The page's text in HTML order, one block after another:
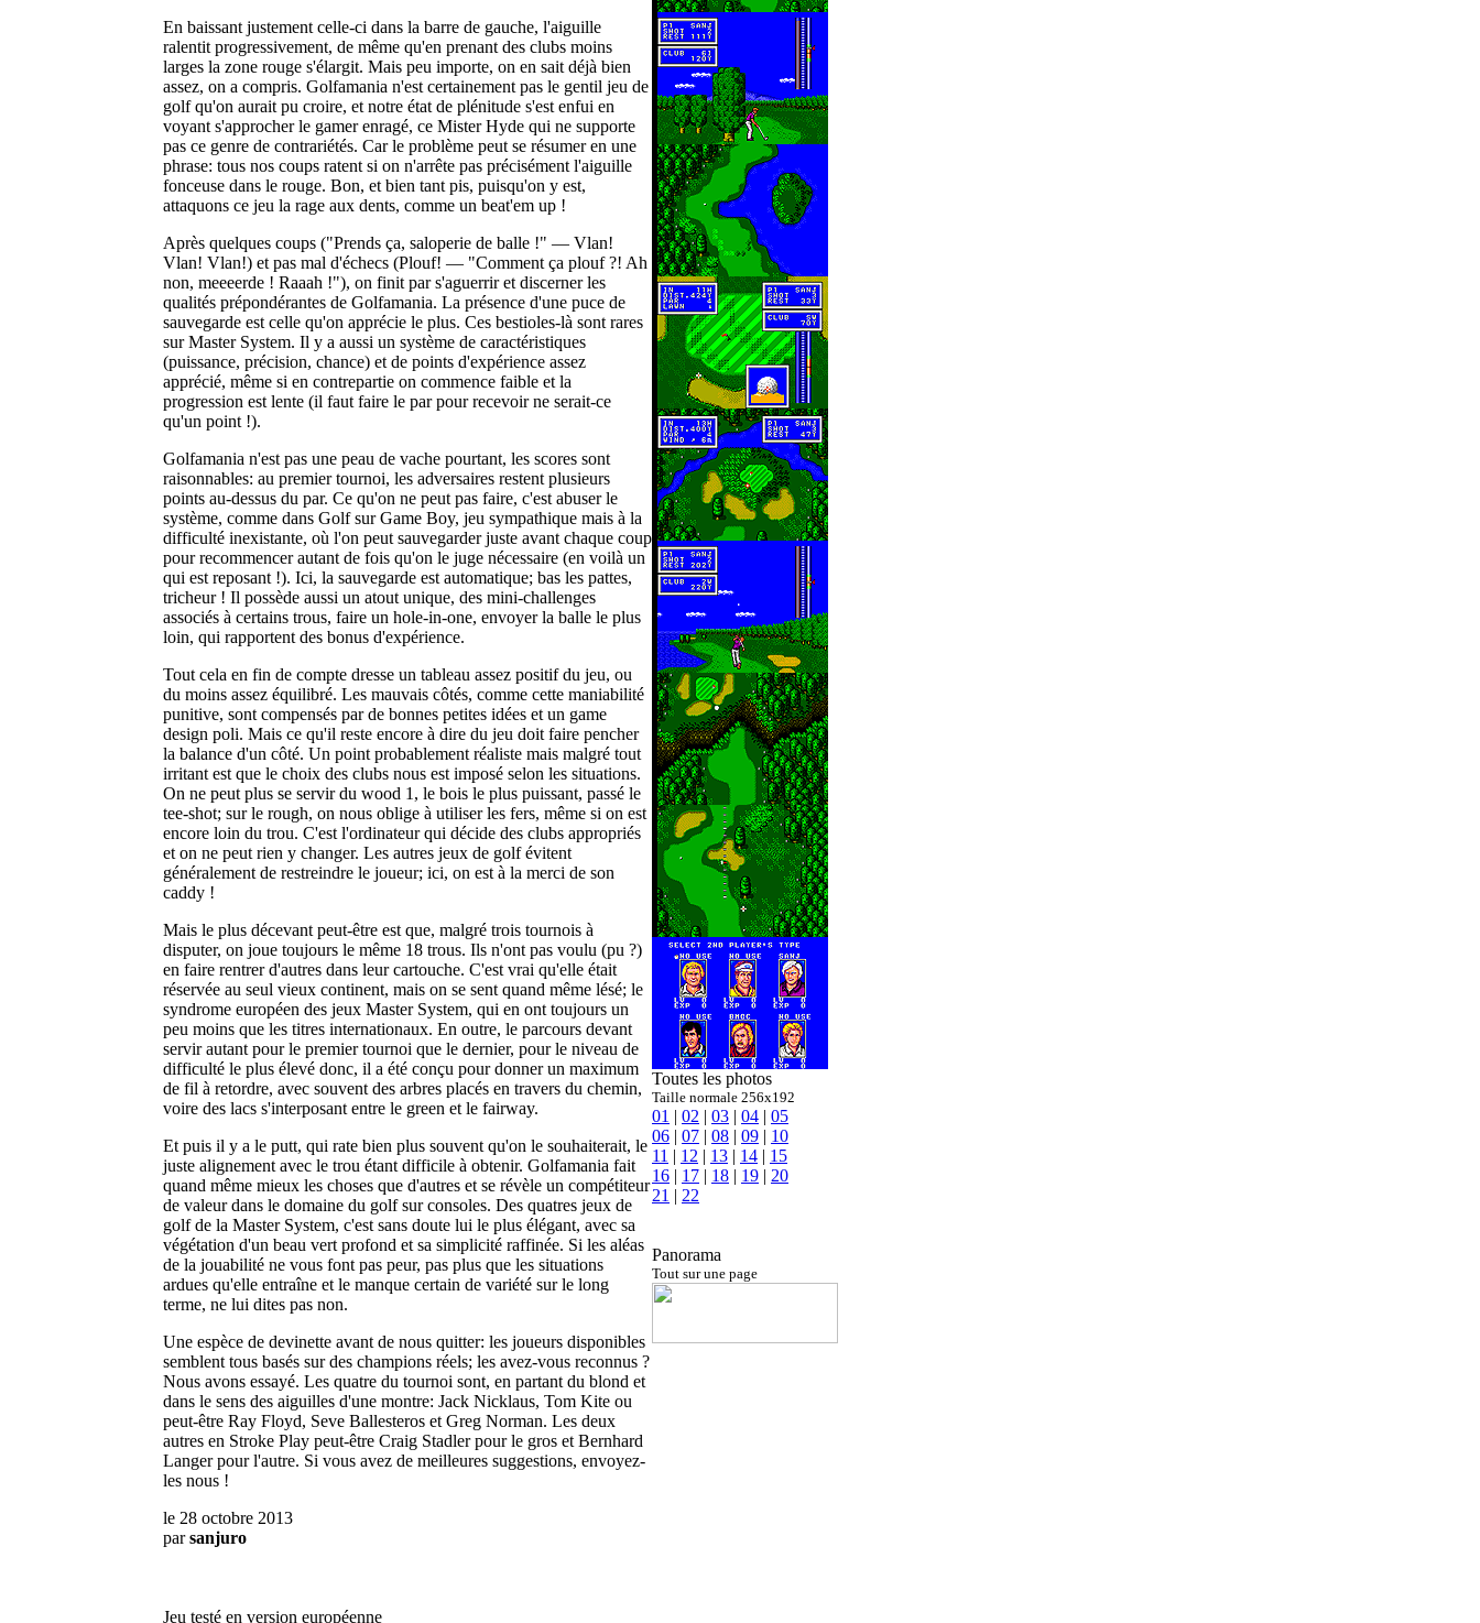
En baissant justement celle-ci dans la barre de gauche, l'aiguille
ralentit progressivement, de même qu'en prenant des clubs moins
larges la zone rouge s'élargit. Mais peu importe, on en sait déjà bien
assez, on a compris. Golfamania n'est certainement pas le gentil jeu de
golf qu'on aurait pu croire, et notre état de plénitude s'est enfui en
voyant s'approcher le gamer enragé, ce Mister Hyde qui ne supporte
pas ce genre de contrariétés. Car le problème peut se résumer en une
phrase: tous nos coups ratent si on n'arrête pas précisément l'aiguille
fonceuse dans le rouge. Bon, et bien tant pis, puisqu'on y est,
attaquons ce jeu la rage aux dents, comme un beat'em up !
Après quelques coups ("Prends ça, saloperie de balle !" — Vlan!
Vlan! Vlan!) et pas mal d'échecs (Plouf! — "Comment ça plouf ?! Ah
non, meeeerde ! Raaah !"), on finit par s'aguerrir et discerner les
qualités prépondérantes de Golfamania. La présence d'une puce de
sauvegarde est celle qu'on apprécie le plus. Ces bestioles-là sont rares
sur Master System. Il y a aussi un système de caractéristiques
(puissance, précision, chance) et de points d'expérience assez
apprécié, même si en contrepartie on commence faible et la
progression est lente (il faut faire le par pour recevoir ne serait-ce
qu'un point !).
Golfamania n'est pas une peau de vache pourtant, les scores sont
raisonnables: au premier tournoi, les adversaires restent plusieurs
points au-dessus du par. Ce qu'on ne peut pas faire, c'est abuser le
système, comme dans Golf sur Game Boy, jeu sympathique mais à la
difficulté inexistante, où l'on peut sauvegarder juste avant chaque coup
pour recommencer autant de fois qu'on le juge nécessaire (en voilà un
qui est reposant !). Ici, la sauvegarde est automatique; bas les pattes,
tricheur ! Il possède aussi un atout unique, des mini-challenges
associés à certains trous, faire un hole-in-one, envoyer la balle le plus
loin, qui rapportent des bonus d'expérience.
Tout cela en fin de compte dresse un tableau assez positif du jeu, ou
du moins assez équilibré. Les mauvais côtés, comme cette maniabilité
punitive, sont compensés par de bonnes petites idées et un game
design poli. Mais ce qu'il reste encore à dire du jeu doit faire pencher
la balance d'un côté. Un point probablement réaliste mais malgré tout
irritant est que le choix des clubs nous est imposé selon les situations.
On ne peut plus se servir du wood 1, le bois le plus puissant, passé le
tee-shot; sur le rough, on nous oblige à utiliser les fers, même si on est
encore loin du trou. C'est l'ordinateur qui décide des clubs appropriés
et on ne peut rien y changer. Les autres jeux de golf évitent
généralement de restreindre le joueur; ici, on est à la merci de son
caddy !
Mais le plus décevant peut-être est que, malgré trois tournois à
disputer, on joue toujours le même 18 trous. Ils n'ont pas voulu (pu ?)
en faire rentrer d'autres dans leur cartouche. C'est vrai qu'elle était
réservée au seul vieux continent, mais on se sent quand même lésé; le
syndrome européen des jeux Master System, qui en ont toujours un
peu moins que les titres internationaux. En outre, le parcours devant
servir autant pour le premier tournoi que le dernier, pour le niveau de
difficulté le plus élevé donc, il a été conçu pour donner un maximum
de fil à retordre, avec souvent des arbres placés en travers du chemin,
voire des lacs s'interposant entre le green et le fairway.
Et puis il y a le putt, qui rate bien plus souvent qu'on le souhaiterait, le
juste alignement avec le trou étant difficile à obtenir. Golfamania fait
quand même mieux les choses que d'autres et se révèle un compétiteur
de valeur dans le domaine du golf sur consoles. Des quatres jeux de
golf de la Master System, c'est sans doute lui le plus élégant, avec sa
végétation d'un beau vert profond et sa simplicité raffinée. Si les aléas
de la jouabilité ne vous font pas peur, pas plus que les situations
ardues qu'elle entraîne et le manque certain de variété sur le long
terme, ne lui dites pas non.
Une espèce de devinette avant de nous quitter: les joueurs disponibles
semblent tous basés sur des champions réels; les avez-vous reconnus ?
Nous avons essayé. Les quatre du tournoi sont, en partant du blond et
dans le sens des aiguilles d'une montre: Jack Nicklaus, Tom Kite ou
peut-être Ray Floyd, Seve Ballesteros et Greg Norman. Les deux
autres en Stroke Play peut-être Craig Stadler pour le gros et Bernhard
Langer pour l'autre. Si vous avez de meilleures suggestions, envoyez-
les nous !
le 28 octobre 2013
parsanjuro
Jeu testé en version européenne
Toutes les photos
Taille normale 256x192
01 | 02 | 03 | 04 | 05
06 | 07 | 08 | 09 | 10
11 | 12 | 13 | 14 | 15
16 | 17 | 18 | 19 | 20
21 | 22
Panorama
Tout sur une page